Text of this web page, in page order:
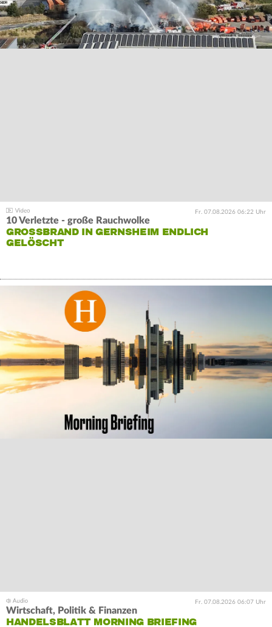
Fr. 07.08.2026 06:22 Uhr
10 Verletzte - große Rauchwolke
GROSSBRAND IN GERNSHEIM ENDLICH G
ELÖSCHT
Fr. 07.08.2026 06:07 Uhr
Wirtschaft, Politik & Finanzen
HANDELSBLATT MORNING BRIEFING